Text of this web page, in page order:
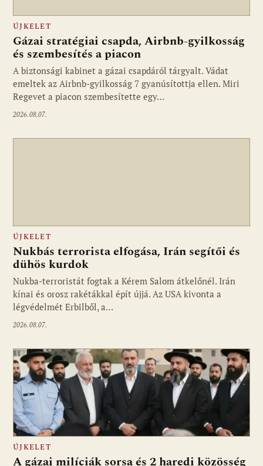
ÚJKELET
Gázai stratégiai csapda, Airbnb-gyilkosság
és szembesítés a piacon
A biztonsági kabinet a gázai csapdáról tárgyalt. Vádat
emeltek az Airbnb-gyilkosság 7 gyanúsítottja ellen. Miri
Regevet a piacon szembesítette egy…
2026.08.07.
ÚJKELET
Nukbás terrorista elfogása, Irán segítői és
dühös kurdok
Nukba-terroristát fogtak a Kérem Salom átkelőnél. Irán
kínai és orosz rakétákkal épít újjá. Az USA kivonta a
légvédelmét Erbilből, a…
2026.08.07.
ÚJKELET
A gázai milíciák sorsa és 2 haredi közösség